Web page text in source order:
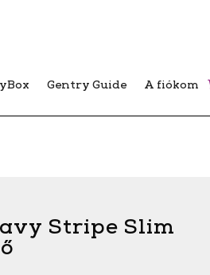
Gentry Guide A fiókom
Stripe Slim